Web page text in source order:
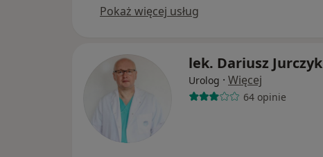
Pokaż więcej usług
lek. Dariusz Jurczyk
Urolog · Więcej
64 opinie